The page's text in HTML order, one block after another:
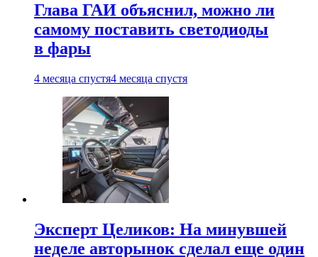
Глава ГАИ объяснил, можно ли
самому поставить светодиоды
в фары
4 месяца спустя4 месяца спустя
Эксперт Целиков: На минувшей
неделе авторынок сделал еще один